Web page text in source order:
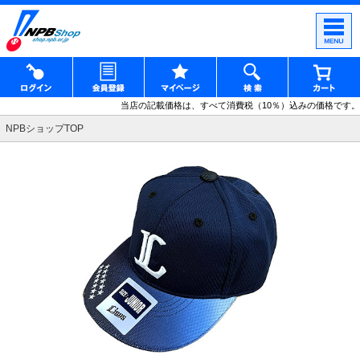
当店の記載価格は、すべて消費税（10％）込みの価格です。
NPBショップTOP